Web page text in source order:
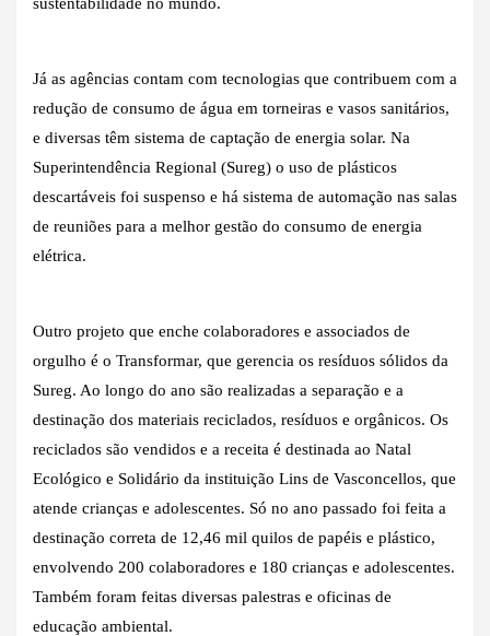
Já as agências contam com tecnologias que contribuem com a
redução de consumo de água em torneiras e vasos sanitários,
e diversas têm sistema de captação de energia solar. Na
Superintendência Regional (Sureg) o uso de plásticos
descartáveis foi suspenso e há sistema de automação nas salas
de reuniões para a melhor gestão do consumo de energia
elétrica.
Outro projeto que enche colaboradores e associados de
orgulho é o Transformar, que gerencia os resíduos sólidos da
Sureg. Ao longo do ano são realizadas a separação e a
destinação dos materiais reciclados, resíduos e orgânicos. Os
reciclados são vendidos e a receita é destinada ao Natal
Ecológico e Solidário da instituição Lins de Vasconcellos, que
atende crianças e adolescentes. Só no ano passado foi feita a
destinação correta de 12,46 mil quilos de papéis e plástico,
envolvendo 200 colaboradores e 180 crianças e adolescentes.
Também foram feitas diversas palestras e oficinas de
educação ambiental.